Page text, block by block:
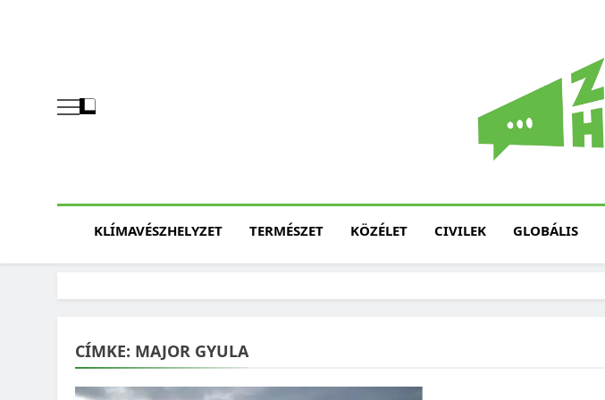
KLÍMAVÉSZHELYZET TERMÉSZET KÖZÉLET CIVILEK GLOBÁLIS
CÍMKE: MAJOR GYULA